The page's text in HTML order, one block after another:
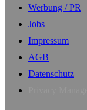
Werbung / PR
Jobs
Impressum
AGB
Datenschutz